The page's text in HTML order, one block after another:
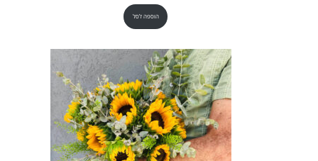
הוספה לסל